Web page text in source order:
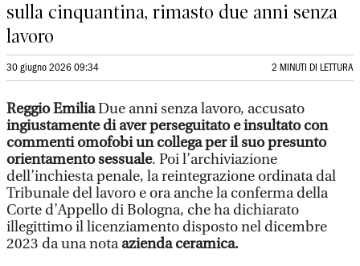
sulla cinquantina, rimasto due anni senza
lavoro
30 giugno 2026 09:34 2 MINUTI DI LETTURA
Reggio EmiliaDue anni senza lavoro, accusato
ingiustamente di aver perseguitato e insultato con
commenti omofobi un collega per il suo presunto
orientamento sessuale. Poi l’archiviazione
dell’inchiesta penale, la reintegrazione ordinata dal
Tribunale del lavoro e ora anche la conferma della
Corte d’Appello di Bologna, che ha dichiarato
illegittimo il licenziamento disposto nel dicembre
2023 da una notaazienda ceramica.